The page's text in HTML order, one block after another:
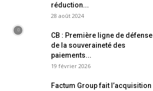
réduction...
28 août 2024
CB : Première ligne de défense
de la souveraineté des
paiements...
19 février 2026
Factum Group fait l’acquisition